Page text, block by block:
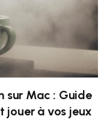
sur Mac : Guide
jouer à vos jeux